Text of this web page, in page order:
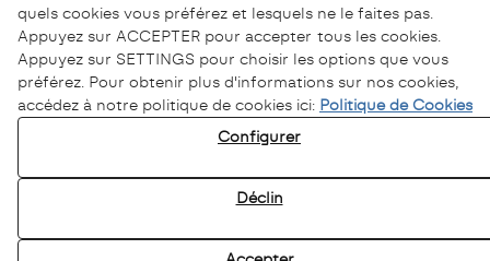
quels cookies vous préférez et lesquels ne le faites pas.
Appuyez sur ACCEPTER pour accepter tous les cookies.
Appuyez sur SETTINGS pour choisir les options que vous
préférez. Pour obtenir plus d'informations sur nos cookies,
accédez à notre politique de cookies ici: Politique de Cookies
Configurer
Déclin